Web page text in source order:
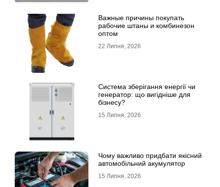
Важные причины покупать
рабочие штаны и комбинезон
оптом
22 Липня, 2026
Система зберігання енергії чи
генератор: що вигідніше для
бізнесу?
15 Липня, 2026
Чому важливо придбати якісний
автомобільний акумулятор
15 Липня, 2026